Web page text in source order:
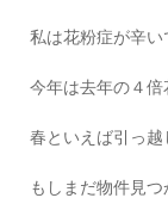
私は花粉症が辛い
今年は去年の４
春といえば引っ越
もしまだ物件見